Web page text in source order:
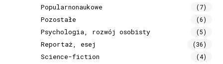
Popularnonaukowe (7)
Pozostałe (6)
Psychologia, rozwój osobisty (5)
Reportaż, esej (36)
Science-fiction (4)